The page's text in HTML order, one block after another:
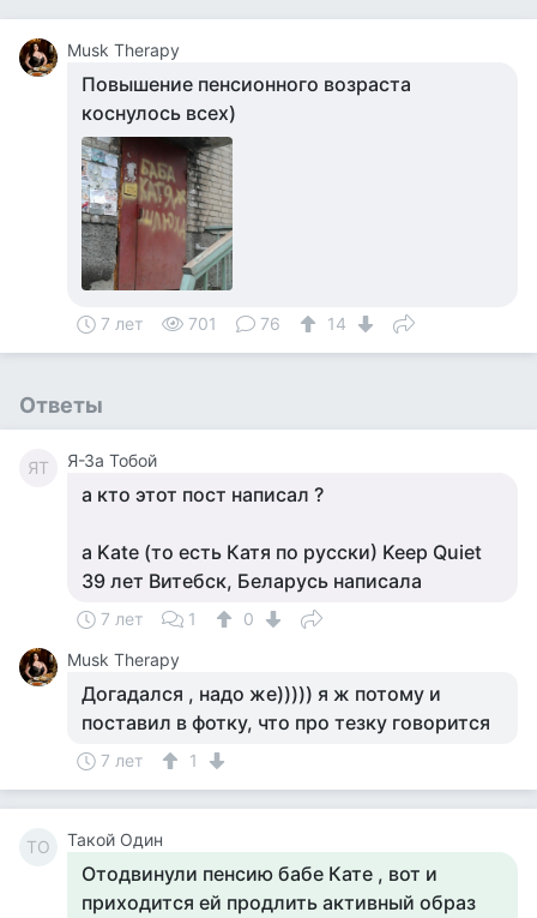
Musk Therapy
Повышение пенсионного возраста
коснулось всех)
7 лет 701 76 14
Ответы
ЯТ Я-За Тобой
а кто этот пост написал ?
а Kate (то есть Катя по русски) Keep Quiet
39 лет Витебск, Беларусь написала
7 лет 1
0
Musk Therapy
Догадался , надо же))))) я ж потому и
поставил в фотку, что про тезку говорится
7 лет 1
ТО Такой Один
Отодвинули пенсию бабе Кате , вот и
приходится ей продлить активный образ